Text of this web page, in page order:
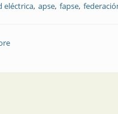
eléctrica apse fapse
about APSE se constituye